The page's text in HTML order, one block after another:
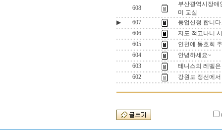
608
부산광역시장애
미 교실
▶
607
등업신청 합니다.
606
저도 적고나니
605
인천에 동호회
604
안녕하세요~
603
테니스의 레벨은
602
강원도 정선에